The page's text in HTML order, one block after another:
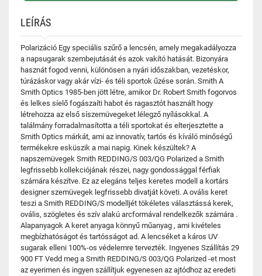
LEÍRÁS
Polarizáció Egy speciális szűrő a lencsén, amely megakadályozza
a napsugarak szembejutását és azok vakító hatását. Bizonyára
hasznát fogod venni, különösen a nyári időszakban, vezetéskor,
túrázáskor vagy akár vízi- és téli sportok űzése során. Smith A
Smith Optics 1985-ben jött létre, amikor Dr. Robert Smith fogorvos
és lelkes síelő fogászaíti habot és ragasztót használt hogy
létrehozza az első síszemüvegeket lélegző nyílásokkal. A
találmány forradalmasította a téli sportokat és elterjesztette a
Smith Optics márkát, ami az innovatív, tartós és kíváló minőségű
termékekre esküszik a mai napig. Kinek készültek? A
napszemüvegek Smith REDDING/S 003/QG Polarized a Smith
legfrissebb kollekciójának részei, nagy gondossággal férfiak
számára készítve. Ez az elegáns teljes keretes modell a kortárs
designer szemüvegek legfrissebb divatját követi. A ovális keret
teszi a Smith REDDING/S modelljét tökéletes választássá kerek,
ovális, szögletes és szív alakú arcformával rendelkezők számára .
Alapanyagok A keret anyaga könnyű műanyag , ami kivételes
megbízhatóságot és tartósságot ad. A lencséket a káros UV
sugarak elleni 100%-os védelemre tervezték. Ingyenes Szállítás 29
900 FT Vedd meg a Smith REDDING/S 003/QG Polarized -et most
az eyerimen és ingyen szállítjuk egyenesen az ajtódhoz az eredeti